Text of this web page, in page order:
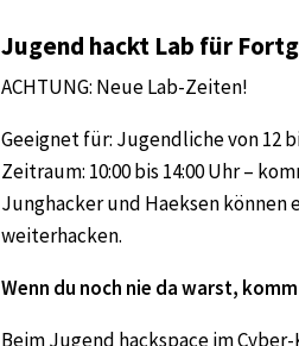
Jugend hackt Lab für
ACHTUNG: Neue Lab-Zeiten!
Geeignet für: Jugendliche von 12
Zeitraum: 10:00 bis 14:00 Uhr –
Junghacker und Haeksen können
weiterhacken.
Wenn du noch nie da warst,
Beim Jugend hackspace im